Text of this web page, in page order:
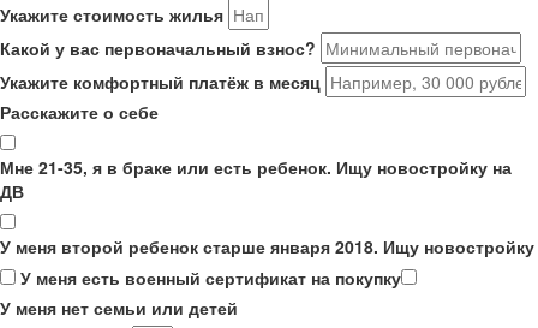
Укажите стоимость жилья
Какой у вас первоначальный взнос?
Укажите комфортный платёж в месяц
Расскажите о себе
Мне 21-35, я в браке или есть ребенок. Ищу новостройку на
ДВ
У меня второй ребенок старше января 2018. Ищу новостройку
У меня есть военный сертификат на покупку
У меня нет семьи или детей